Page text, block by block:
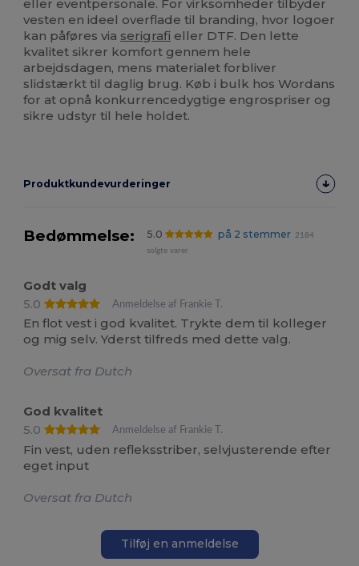
eller eventpersonale. For virksomheder tilbyder
vesten en ideel overflade til branding, hvor logoer
kan påføres via serigrafi eller DTF. Den lette
kvalitet sikrer komfort gennem hele
arbejdsdagen, mens materialet forbliver
slidstærkt til daglig brug. Køb i bulk hos Wordans
for at opnå konkurrencedygtige engrospriser og
sikre udstyr til hele holdet.
Produktkundevurderinger
Bedømmelse: 5.0 på 2 stemmer
2184
solgte varer
Godt valg
5.0
Anmeldelse af Frankie T.
En flot vest i god kvalitet. Trykte dem til kolleger
og mig selv. Yderst tilfreds med dette valg.
Oversat fra Dutch
God kvalitet
5.0
Anmeldelse af Frankie T.
Fin vest, uden refleksstriber, selvjusterende efter
eget input
Oversat fra Dutch
Tilføj en anmeldelse